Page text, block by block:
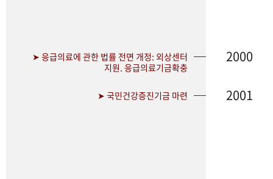
➤ 응급의료에 관한 법률 전면 개정: 외상센터
지원. 응급의료기금확충
2000
➤ 국민건강증진기금 마련 2001